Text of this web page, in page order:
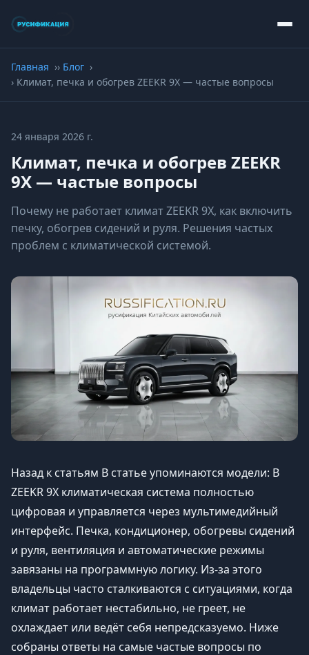
Главная
Блог
Климат, печка и обогрев ZEEKR 9X — частые вопросы
24 января 2026 г.
Климат, печка и обогрев ZEEKR
9X — частые вопросы
Почему не работает климат ZEEKR 9X, как включить
печку, обогрев сидений и руля. Решения частых
проблем с климатической системой.
Назад к статьям В статье упоминаются модели: В
ZEEKR 9X климатическая система полностью
цифровая и управляется через мультимедийный
интерфейс. Печка, кондиционер, обогревы сидений
и руля, вентиляция и автоматические режимы
завязаны на программную логику. Из-за этого
владельцы часто сталкиваются с ситуациями, когда
климат работает нестабильно, не греет, не
охлаждает или ведёт себя непредсказуемо. Ниже
собраны ответы на самые частые вопросы по